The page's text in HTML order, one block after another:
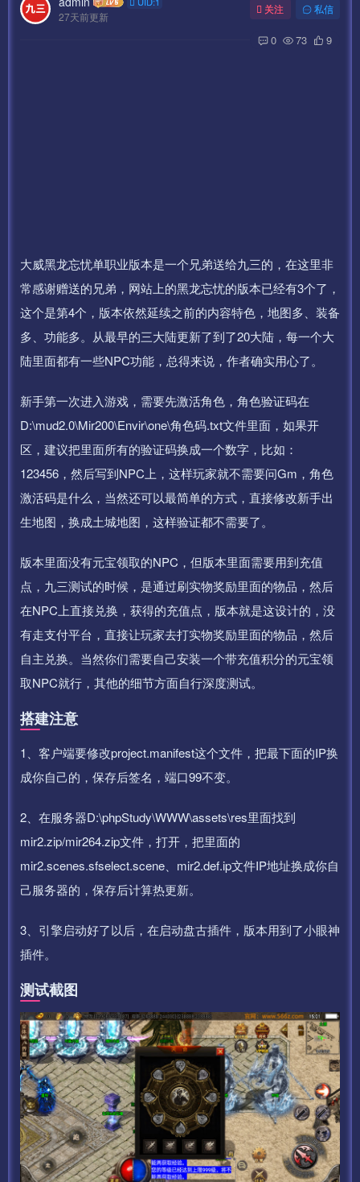
27天前更新
关注 私信
0 73 9
大威黑龙忘忧单职业版本是一个兄弟送给九三的，在这里非
常感谢赠送的兄弟，网站上的黑龙忘忧的版本已经有3个了，
这个是第4个，版本依然延续之前的内容特色，地图多、装备
多、功能多。从最早的三大陆更新了到了20大陆，每一个大
陆里面都有一些NPC功能，总得来说，作者确实用心了。
新手第一次进入游戏，需要先激活角色，角色验证码在
D:\mud2.0\Mir200\Envir\one\角色码.txt文件里面，如果开
区，建议把里面所有的验证码换成一个数字，比如：
123456，然后写到NPC上，这样玩家就不需要问Gm，角色
激活码是什么，当然还可以最简单的方式，直接修改新手出
生地图，换成土城地图，这样验证都不需要了。
版本里面没有元宝领取的NPC，但版本里面需要用到充值
点，九三测试的时候，是通过刷实物奖励里面的物品，然后
在NPC上直接兑换，获得的充值点，版本就是这设计的，没
有走支付平台，直接让玩家去打实物奖励里面的物品，然后
自主兑换。当然你们需要自己安装一个带充值积分的元宝领
取NPC就行，其他的细节方面自行深度测试。
搭建注意
1、客户端要修改project.manifest这个文件，把最下面的IP换
成你自己的，保存后签名，端口99不变。
2、在服务器D:\phpStudy\WWW\assets\res里面找到
mir2.zip/mir264.zip文件，打开，把里面的
mir2.scenes.sfselect.scene、mir2.def.ip文件IP地址换成你自
己服务器的，保存后计算热更新。
3、引擎启动好了以后，在启动盘古插件，版本用到了小眼神
插件。
测试截图